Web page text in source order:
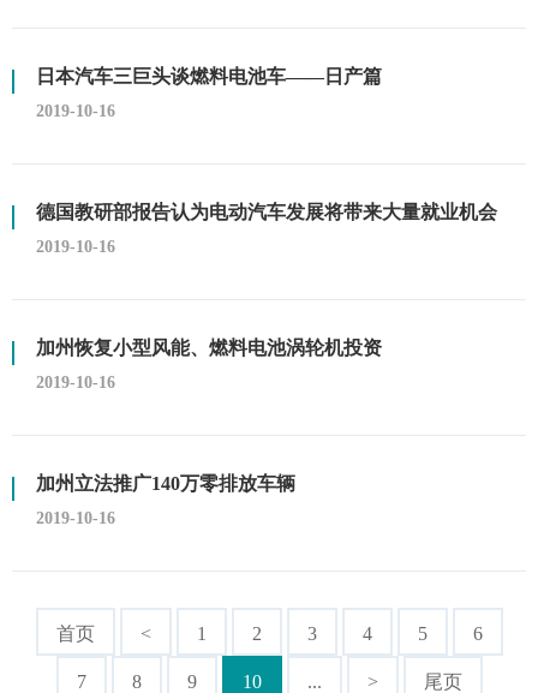
日本汽车三巨头谈燃料电池车——日产篇
2019-10-16
德国教研部报告认为电动汽车发展将带来大量就业机会
2019-10-16
加州恢复小型风能、燃料电池涡轮机投资
2019-10-16
加州立法推广140万零排放车辆
2019-10-16
首页 < 1 2 3 4 5 6
7 8 9 10 ... > 尾页